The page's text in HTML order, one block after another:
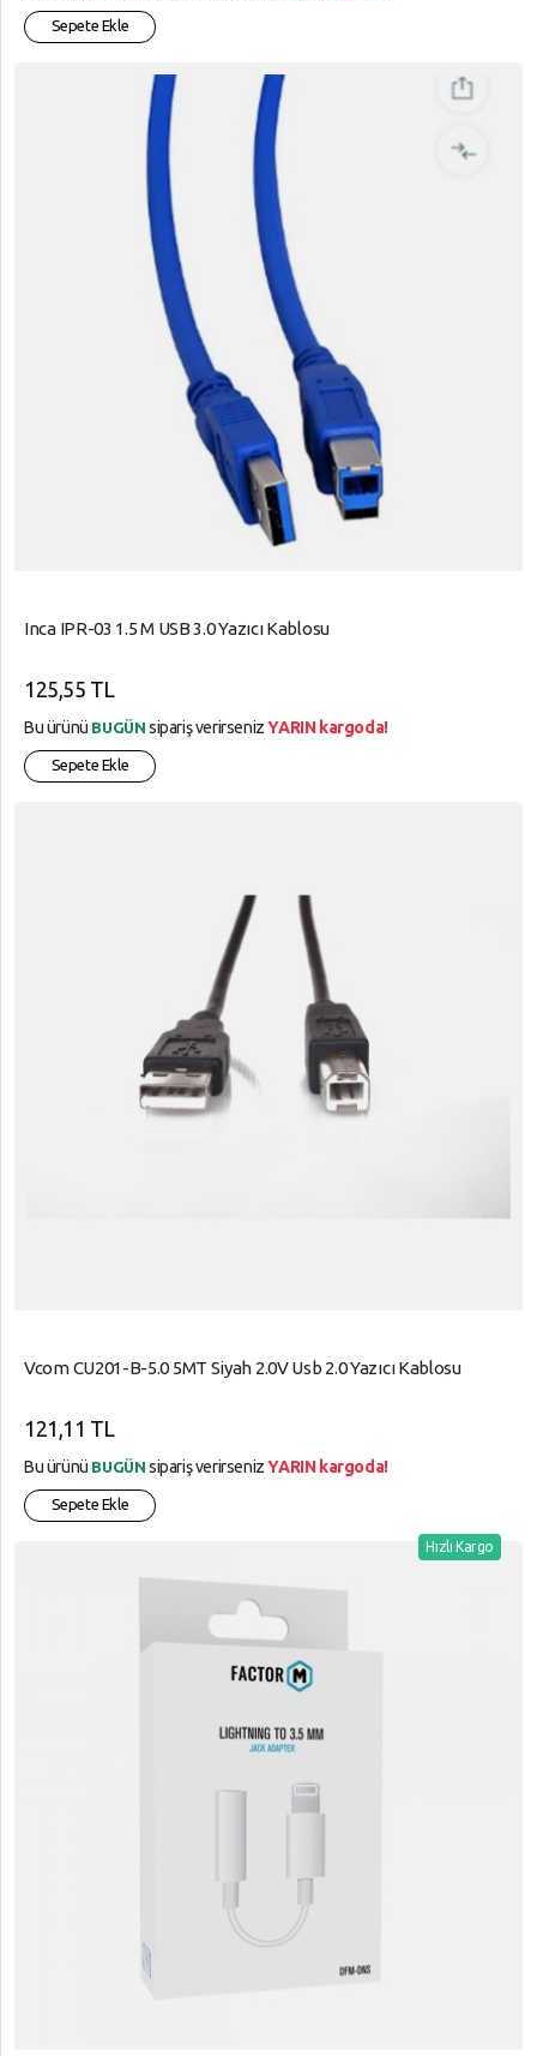
Sepete Ekle
Inca IPR-03 1.5 M USB 3.0 Yazıcı Kablosu
125,55 TL
Bu ürünü BUGÜN sipariş verirsenizYARIN kargoda!
Sepete Ekle
Vcom CU201-B-5.0 5MT Siyah 2.0V Usb 2.0 Yazıcı Kablosu
121,11 TL
Bu ürünü BUGÜN sipariş verirsenizYARIN kargoda!
Sepete Ekle
Hızlı Kargo